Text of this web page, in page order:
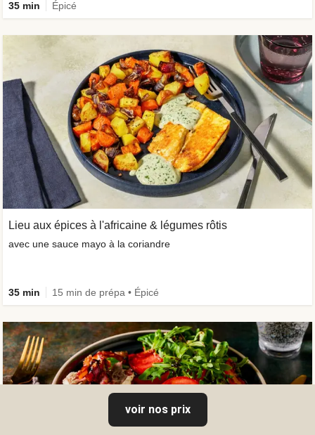
35 min Épicé
Lieu aux épices à l'africaine & légumes rôtis
avec une sauce mayo à la coriandre
35 min 15 min de prépa • Épicé
voir nos prix